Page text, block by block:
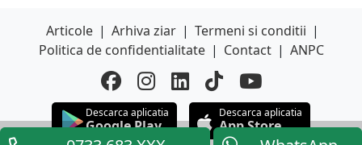
Articole | Arhiva ziar | Termeni si conditii |
Politica de confidentialitate | Contact | ANPC
Descarca aplicatia
Google Play
Descarca aplicatia
App Store